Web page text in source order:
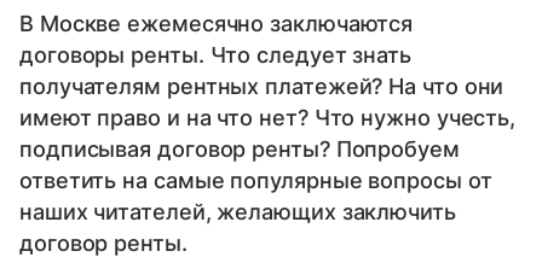
В Москве ежемесячно заключаются
договоры ренты. Что следует знать
получателям рентных платежей? На что они
имеют право и на что нет? Что нужно учесть,
подписывая договор ренты? Попробуем
ответить на самые популярные вопросы от
наших читателей, желающих заключить
договор ренты.